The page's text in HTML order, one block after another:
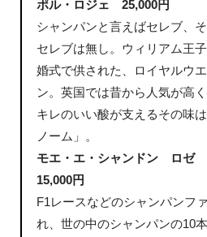
ポル・ロジェ 25,000円
シャンパンと言えばセレブ、
セレブは無し。ウィリアム王
婚式で供された、ロイヤルウ
ン。英国では昔から人気が高
キレのいい酸が支えるその味
ノーム」。
モエ・エ・シャンドン ロゼ
15,000円
F1レースなどのシャンパンフ
れ、世の中のシャンパンの10